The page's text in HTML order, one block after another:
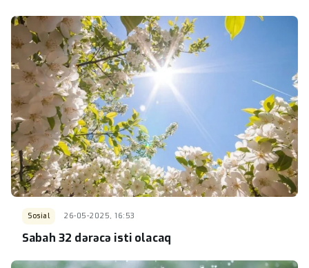
Sosial 26-05-2025, 16:53
Sabah 32 dərəcə isti olacaq